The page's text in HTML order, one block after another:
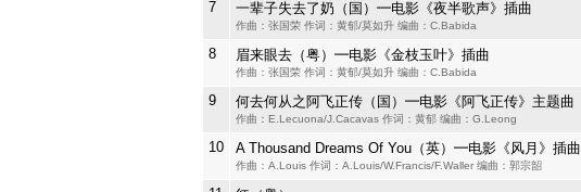
7 一辈子失去了奶（国）━电影《夜半歌声》插曲
作曲：张国荣 作词：黄郁/莫如升 编曲：C.Babida
8 眉来眼去（粤）━电影《金枝玉叶》插曲
作曲：张国荣 作词：黄郁/莫如升 编曲：C.Babida
9 何去何从之阿飞正传（国）━电影《阿飞正传》主题曲
作曲：E.Lecuona/J.Cacavas 作词：黄郁 编曲：G.Leong
10 A Thousand Dreams Of You（英）━电影《风月》插曲
作曲：A.Louis 作词：A.Louis/W.Francis/F.Waller 编曲：郭宗韶